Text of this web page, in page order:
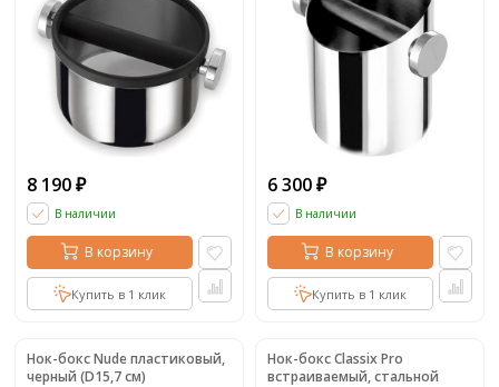
8 190 ₽
В наличии
В корзину
Купить в 1 клик
6 300 ₽
В наличии
В корзину
Купить в 1 клик
Нок-бокс Nude пластиковый,
черный (D15,7 см)
Нок-бокс Classix Pro
встраиваемый, стальной